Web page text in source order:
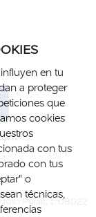
i Pujalt, 1. 08022
en tu
a proteger
que
cookies
con tus
con tus
o
técnicas,